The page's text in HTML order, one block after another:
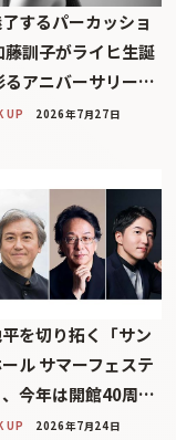
するパーカッショ
藤訓子がライヒ生誕
るアニバーサリー…
UP 2026年7月27日
を切り拓く「サン
ル サマーフェステ
、今年は開館40周…
UP 2026年7月24日